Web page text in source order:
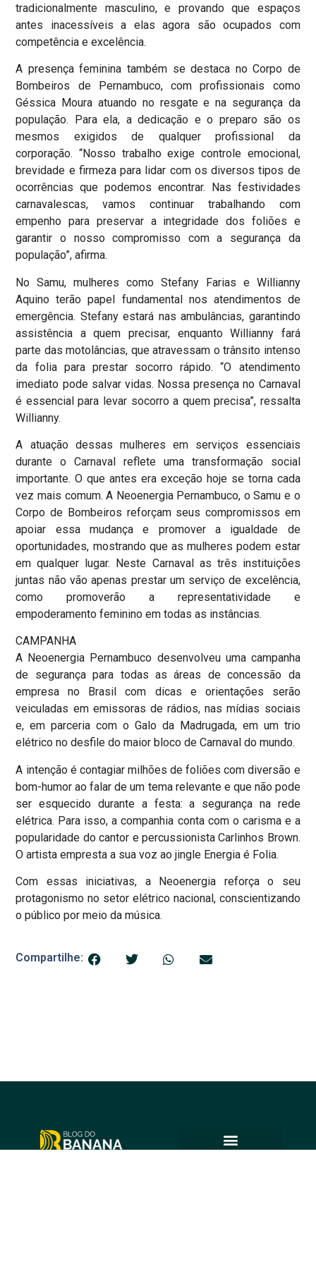
tradicionalmente masculino, e provando que espaços
antes inacessíveis a elas agora são ocupados com
competência e excelência.
A presença feminina também se destaca no Corpo de
Bombeiros de Pernambuco, com profissionais como
Géssica Moura atuando no resgate e na segurança da
população. Para ela, a dedicação e o preparo são os
mesmos exigidos de qualquer profissional da
corporação. “Nosso trabalho exige controle emocional,
brevidade e firmeza para lidar com os diversos tipos de
ocorrências que podemos encontrar. Nas festividades
carnavalescas, vamos continuar trabalhando com
empenho para preservar a integridade dos foliões e
garantir o nosso compromisso com a segurança da
população”, afirma.
No Samu, mulheres como Stefany Farias e Willianny
Aquino terão papel fundamental nos atendimentos de
emergência. Stefany estará nas ambulâncias, garantindo
assistência a quem precisar, enquanto Willianny fará
parte das motolâncias, que atravessam o trânsito intenso
da folia para prestar socorro rápido. “O atendimento
imediato pode salvar vidas. Nossa presença no Carnaval
é essencial para levar socorro a quem precisa”, ressalta
Willianny.
A atuação dessas mulheres em serviços essenciais
durante o Carnaval reflete uma transformação social
importante. O que antes era exceção hoje se torna cada
vez mais comum. A Neoenergia Pernambuco, o Samu e o
Corpo de Bombeiros reforçam seus compromissos em
apoiar essa mudança e promover a igualdade de
oportunidades, mostrando que as mulheres podem estar
em qualquer lugar. Neste Carnaval as três instituições
juntas não vão apenas prestar um serviço de excelência,
como promoverão a representatividade e
empoderamento feminino em todas as instâncias.
CAMPANHA
A Neoenergia Pernambuco desenvolveu uma campanha
de segurança para todas as áreas de concessão da
empresa no Brasil com dicas e orientações serão
veiculadas em emissoras de rádios, nas mídias sociais
e, em parceria com o Galo da Madrugada, em um trio
elétrico no desfile do maior bloco de Carnaval do mundo.
A intenção é contagiar milhões de foliões com diversão e
bom-humor ao falar de um tema relevante e que não pode
ser esquecido durante a festa: a segurança na rede
elétrica. Para isso, a companhia conta com o carisma e a
popularidade do cantor e percussionista Carlinhos Brown.
O artista empresta a sua voz ao jingle Energia é Folia.
Com essas iniciativas, a Neoenergia reforça o seu
protagonismo no setor elétrico nacional, conscientizando
o público por meio da música.
Compartilhe: